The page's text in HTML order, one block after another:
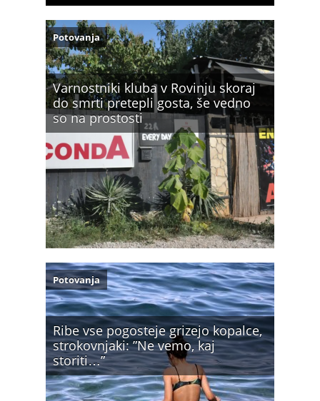
Varnostniki kluba v Rovinju skoraj
do smrti pretepli gosta, še vedno
so na prostosti
Potovanja
Ribe vse pogosteje grizejo kopalce,
strokovnjaki: ”Ne vemo, kaj
storiti…”
Potovanja